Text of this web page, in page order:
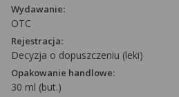
Wydawanie:
OTC
Rejestracja:
Decyzja o dopuszczeniu (leki)
Opakowanie handlowe:
30 ml (but.)